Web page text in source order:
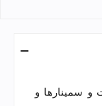
و سمینارها و